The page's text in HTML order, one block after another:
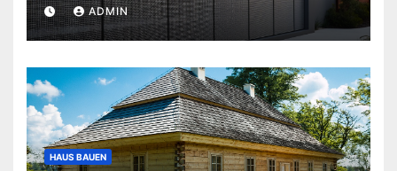
ADMIN
HAUS BAUEN